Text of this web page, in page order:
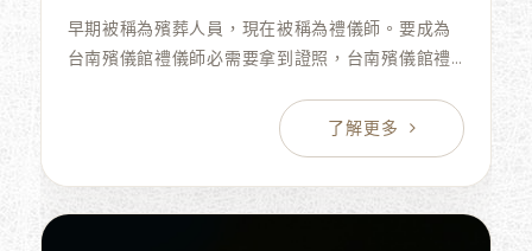
早期被稱為殯葬人員，現在被稱為禮儀師。要成為
台南殯儀館禮儀師必需要拿到證照，台南殯儀館禮
圓滿，讓親屬感到心安且沒有任何的牽掛。禮儀師
主要工作內容是根據親屬與禮儀公司簽訂的合約內